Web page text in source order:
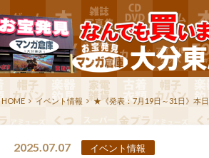
HOME イベント情報 ★《発表：7月19日～31日》本
2025.07.07 イベント情報